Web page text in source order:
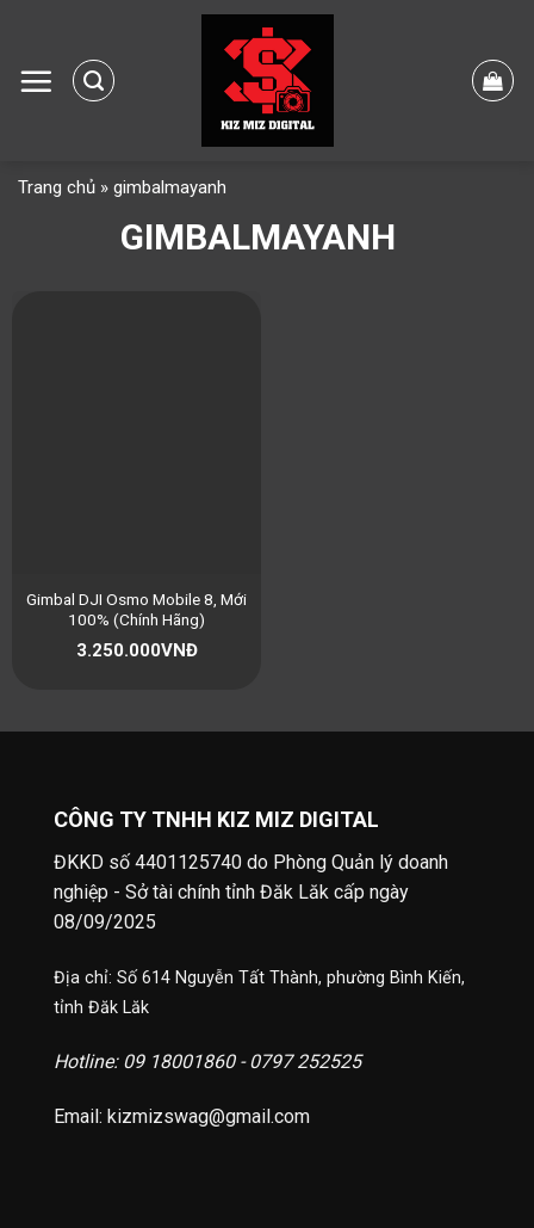
content
Trang chủ » gimbalmayanh
GIMBALMAYANH
Gimbal DJI Osmo Mobile 8, Mới
100% (Chính Hãng)
3.250.000VNĐ
CÔNG TY TNHH KIZ MIZ DIGITAL
ĐKKD số 4401125740 do Phòng Quản lý doanh
nghiệp - Sở tài chính tỉnh Đăk Lăk cấp ngày
08/09/2025
Địa chỉ: Số 614 Nguyễn Tất Thành, phường Bình Kiến,
tỉnh Đăk Lăk
Hotline: 09 18001860 - 0797 252525
Email: kizmizswag@gmail.com